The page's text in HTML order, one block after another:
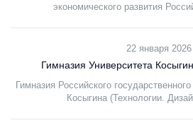
экономического развития
22 января 2026
Гимназия Университета
Гимназия Российского
Косыгина (Технологии.